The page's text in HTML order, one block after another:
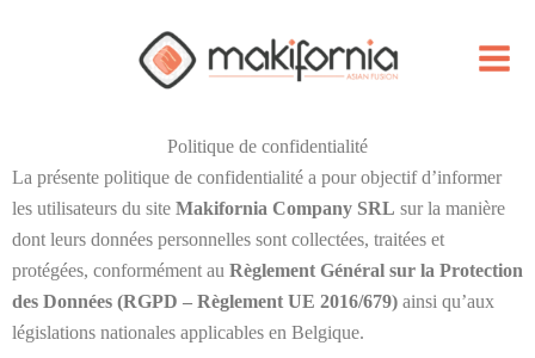
Politique de confidentialité
La présente politique de confidentialité a pour objectif d’informer
les utilisateurs du site Makifornia Company SRL sur la manière
dont leurs données personnelles sont collectées, traitées et
protégées, conformément au Règlement Général sur la Protection
des Données (RGPD – Règlement UE 2016/679) ainsi qu’aux
législations nationales applicables en Belgique.